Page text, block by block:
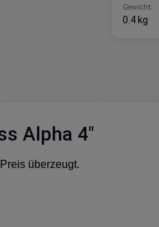
Gewicht:
0.4 kg
Alpha 4"
überzeugt.